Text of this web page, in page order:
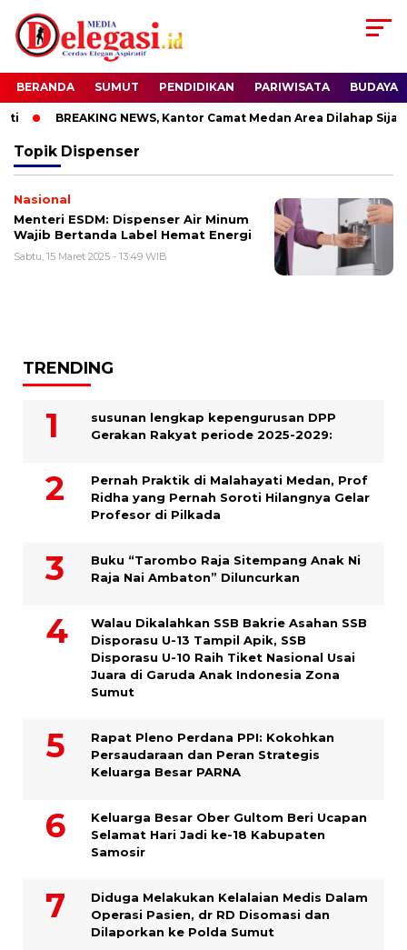
BERANDA SUMUT PENDIDIKAN PARIWISATA BUDAYA
BREAKING NEWS, Kantor Camat Medan Area Dilahap
Topik Dispenser
Nasional
Menteri ESDM: Dispenser Air Minum
Wajib Bertanda Label Hemat Energi
Sabtu, 15 Maret 2025 - 13:49 WIB
TRENDING
susunan lengkap kepengurusan DPP
Gerakan Rakyat periode 2025-2029:
Pernah Praktik di Malahayati Medan, Prof
Ridha yang Pernah Soroti Hilangnya Gelar
Profesor di Pilkada
Buku “Tarombo Raja Sitempang Anak Ni
Raja Nai Ambaton” Diluncurkan
Walau Dikalahkan SSB Bakrie Asahan SSB
Disporasu U-13 Tampil Apik, SSB
Disporasu U-10 Raih Tiket Nasional Usai
Juara di Garuda Anak Indonesia Zona
Sumut
Rapat Pleno Perdana PPI: Kokohkan
Persaudaraan dan Peran Strategis
Keluarga Besar PARNA
Keluarga Besar Ober Gultom Beri Ucapan
Selamat Hari Jadi ke-18 Kabupaten
Samosir
Diduga Melakukan Kelalaian Medis Dalam
Operasi Pasien, dr RD Disomasi dan
Dilaporkan ke Polda Sumut